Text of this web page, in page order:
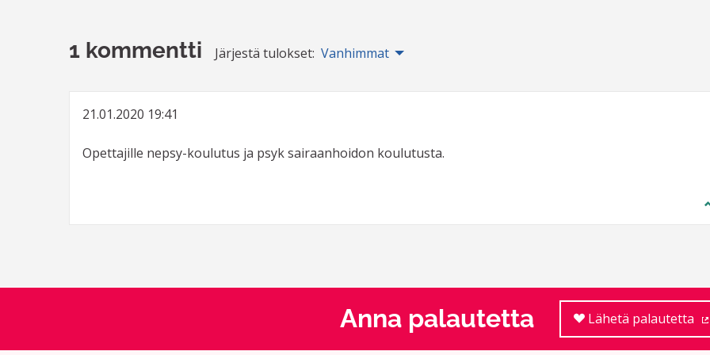
1 kommentti Järjestä tulokset: Vanhimmat
21.01.2020 19:41
Opettajille nepsy-koulutus ja psyk sairaanhoidon koulutusta.
Anna palautetta Lähetä palautetta